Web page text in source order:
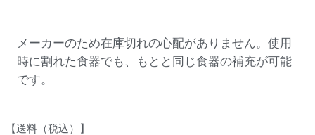
メーカーのため在庫切れの心配がありません。使用
時に割れた食器でも、もとと同じ食器の補充が可能
です。
【送料（税込）】